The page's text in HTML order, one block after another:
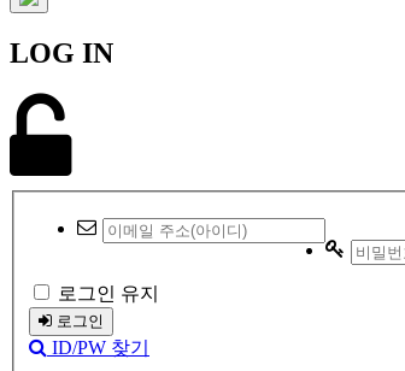
LOG IN
로그인 유지
로그인
ID/PW 찾기